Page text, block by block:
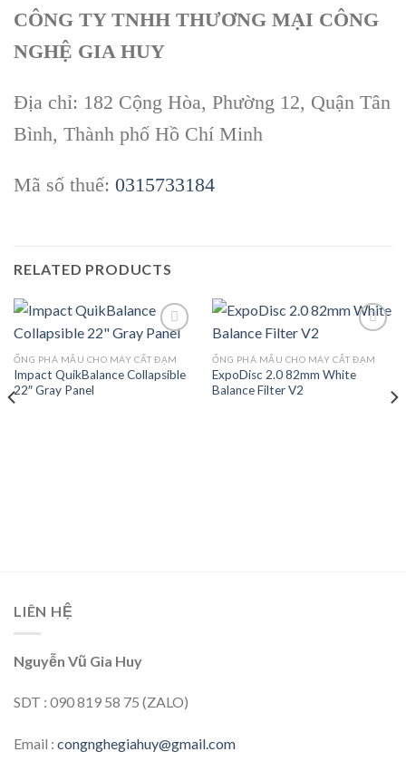
CÔNG TY TNHH THƯƠNG MẠI CÔNG
NGHỆ GIA HUY
Địa chỉ: 182 Cộng Hòa, Phường 12, Quận Tân
Bình, Thành phố Hồ Chí Minh
Mã số thuế: 0315733184
RELATED PRODUCTS
Add to
ỐNG PHÁ MẪU CHO MÁY CẤT ĐẠM
Impact QuikBalance Collapsible
22″ Gray Panel
Add to
ỐNG PHÁ MẪU CHO MÁY CẤT ĐẠM
ExpoDisc 2.0 82mm White
Balance Filter V2
LIÊN HỆ
Nguyễn Vũ Gia Huy
SDT : 090 819 58 75 (ZALO)
Email : congnghegiahuy@gmail.com